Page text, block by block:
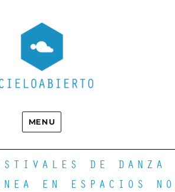
MENU
DE DANZA
EN ESPACIOS NO